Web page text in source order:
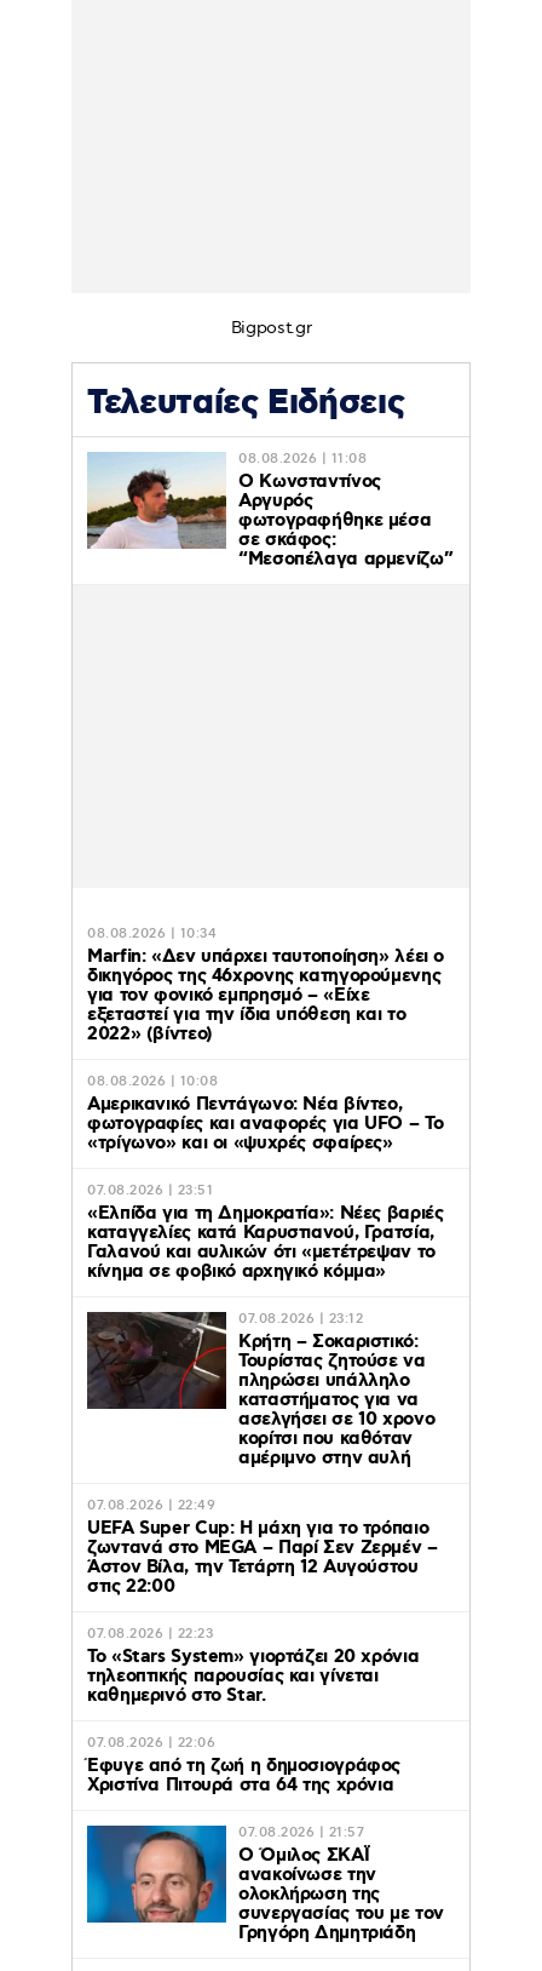
Bigpost.gr
Τελευταίες Ειδήσεις
08.08.2026 | 11:08
Ο Κωνσταντίνος
Αργυρός
φωτογραφήθηκε μέσα
σε σκάφος:
“Μεσοπέλαγα αρμενίζω”
08.08.2026 | 10:34
Marfin: «Δεν υπάρχει ταυτοποίηση» λέει ο
δικηγόρος της 46χρονης κατηγορούμενης
για τον φονικό εμπρησμό – «Είχε
εξεταστεί για την ίδια υπόθεση και το
2022» (βίντεο)
08.08.2026 | 10:08
Αμερικανικό Πεντάγωνο: Νέα βίντεο,
φωτογραφίες και αναφορές για UFO – Το
«τρίγωνο» και οι «ψυχρές σφαίρες»
07.08.2026 | 23:51
«Ελπίδα για τη Δημοκρατία»: Νέες βαριές
καταγγελίες κατά Καρυστιανού, Γρατσία,
Γαλανού και αυλικών ότι «μετέτρεψαν το
κίνημα σε φοβικό αρχηγικό κόμμα»
07.08.2026 | 23:12
Κρήτη – Σοκαριστικό:
Τουρίστας ζητούσε να
πληρώσει υπάλληλο
καταστήματος για να
ασελγήσει σε 10 χρονο
κορίτσι που καθόταν
αμέριμνο στην αυλή
07.08.2026 | 22:49
UEFA Super Cup: Η μάχη για το τρόπαιο
ζωντανά στο MEGA – Παρί Σεν Ζερμέν –
Άστον Βίλα, την Τετάρτη 12 Αυγούστου
στις 22:00
07.08.2026 | 22:23
Το «Stars System» γιορτάζει 20 χρόνια
τηλεοπτικής παρουσίας και γίνεται
καθημερινό στο Star.
07.08.2026 | 22:06
Έφυγε από τη ζωή η δημοσιογράφος
Χριστίνα Πιτουρά στα 64 της χρόνια
07.08.2026 | 21:57
Ο Όμιλος ΣΚΑΪ
ανακοίνωσε την
ολοκλήρωση της
συνεργασίας του με τον
Γρηγόρη Δημητριάδη